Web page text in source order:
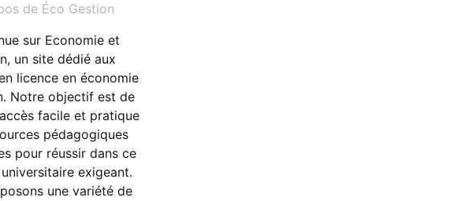
de Éco Gestion
sur Economie et
un site dédié aux
licence en économie
Notre objectif est de
facile et pratique
pédagogiques
pour réussir dans ce
exigeant.
une variété de